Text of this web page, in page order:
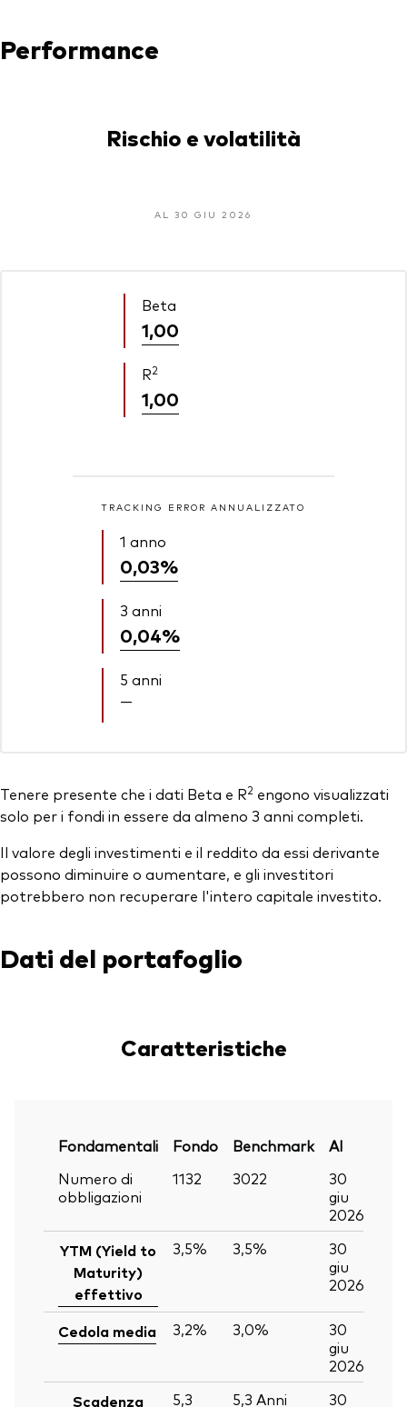
Performance
Rischio e volatilità
AL 30 GIU 2026
Beta
1,00
R2
1,00
TRACKING ERROR ANNUALIZZATO
1 anno
0,03%
3 anni
0,04%
5 anni
—
Tenere presente che i dati Beta e R2 engono visualizzati
solo per i fondi in essere da almeno 3 anni completi.
Il valore degli investimenti e il reddito da essi derivante
possono diminuire o aumentare, e gli investitori
potrebbero non recuperare l'intero capitale investito.
Dati del portafoglio
Caratteristiche
Fondamentali Fondo Benchmark
Al
Numero di
obbligazioni
1132 3022
30
giu
2026
YTM (Yield to
Maturity)
effettivo
3,5% 3,5%
30
giu
2026
Cedola media 3,2% 3,0%
30
giu
2026
Scadenza
5,3
5,3 Anni
30